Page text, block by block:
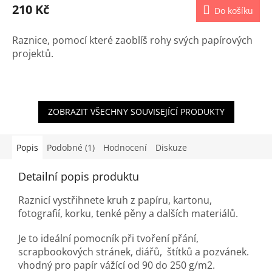
210 Kč Do košíku
Raznice, pomocí které zaoblíš rohy svých papírových
projektů.
ZOBRAZIT VŠECHNY SOUVISEJÍCÍ PRODUKTY
Popis Podobné (1) Hodnocení Diskuze
Detailní popis produktu
Raznicí vystřihnete kruh z papíru, kartonu,
fotografií, korku, tenké pěny a dalších materiálů.
Je to ideální pomocník při tvoření přání,
scrapbookových stránek, diářů, štítků a pozvánek.
vhodný pro papír vážící od 90 do 250 g/m2.